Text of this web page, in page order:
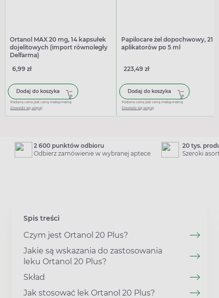
Ortanol MAX 20 mg, 14 kapsułek
dojelitowych (import równoległy
Delfarma)
6,99 zł
Dodaj do koszyka
Podana cena jest ceną maksymalną
Dowiedz się więcej
Papilocare żel dopochwowy, 21
aplikatorów po 5 ml
223,49 zł
Dodaj do koszyka
Podana cena jest ceną maksymalną
Dowiedz się więcej
2 600 punktów odbioru
Odbierz zamówienie w wybranej aptece
20 tys.
Szeroki
Spis treści
Czym jest Ortanol 20 Plus?
Jakie są wskazania do zastosowania
leku Ortanol 20 Plus?
Skład
Jak stosować lek Ortanol 20 Plus?